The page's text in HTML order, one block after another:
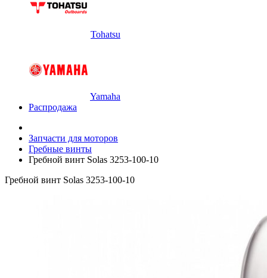
Tohatsu
Yamaha
Распродажа
Запчасти для моторов
Гребные винты
Гребной винт Solas 3253-100-10
Гребной винт Solas 3253-100-10